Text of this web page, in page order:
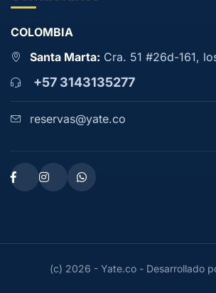
COLOMBIA
Santa Marta: Cra. 51 #26d-161,
+57 3143135277
reservas@yate.co
(c) 2026 - Yate.co - Desarrollado